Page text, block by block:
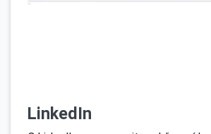
LinkedIn